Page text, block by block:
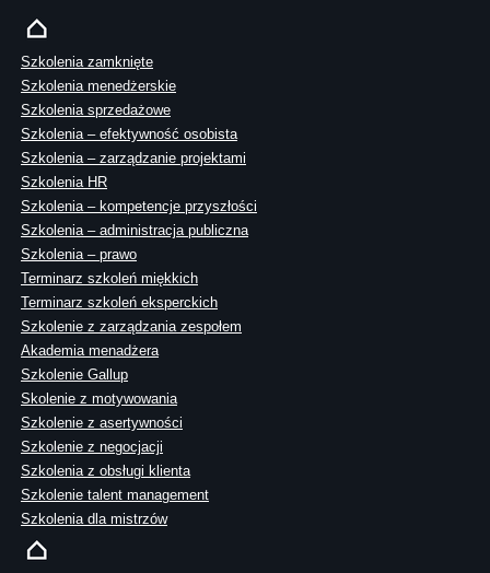
Szkolenia zamknięte
Szkolenia menedżerskie
Szkolenia sprzedażowe
Szkolenia – efektywność osobista
Szkolenia – zarządzanie projektami
Szkolenia HR
Szkolenia – kompetencje przyszłości
Szkolenia – administracja publiczna
Szkolenia – prawo
Terminarz szkoleń miękkich
Terminarz szkoleń eksperckich
Szkolenie z zarządzania zespołem
Akademia menadżera
Szkolenie Gallup
Skolenie z motywowania
Szkolenie z asertywności
Szkolenie z negocjacji
Szkolenia z obsługi klienta
Szkolenie talent management
Szkolenia dla mistrzów